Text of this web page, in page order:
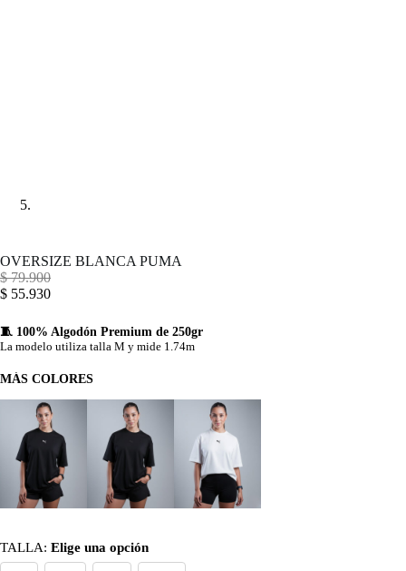
OVERSIZE BLANCA PUMA
$79.900
$ 55.930
🧵 100% Algodón Premium de 250gr
La modelo utiliza talla M y mide 1.74m
MÁS COLORES
TALLA: Elige una opción